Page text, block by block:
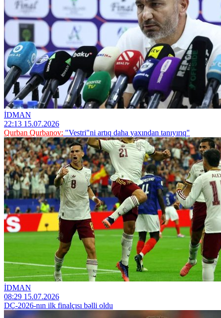
İDMAN
22:13 15.07.2026
Qurban Qurbanov: "Vestri"ni artıq daha yaxından tanıyırıq"
İDMAN
08:29 15.07.2026
DÇ-2026-nın ilk finalçısı bəlli oldu